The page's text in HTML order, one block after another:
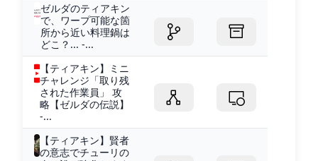
ゼルダのティアキン
で、ワープ可能な箇
所から近い料理鍋は
どこ？... -...
【ティアキン】ミニ
チャレンジ「取り残
された作業員」 攻
略【ゼルダの伝説】
-...
【ティアキン】賢者
の意志でチューリの